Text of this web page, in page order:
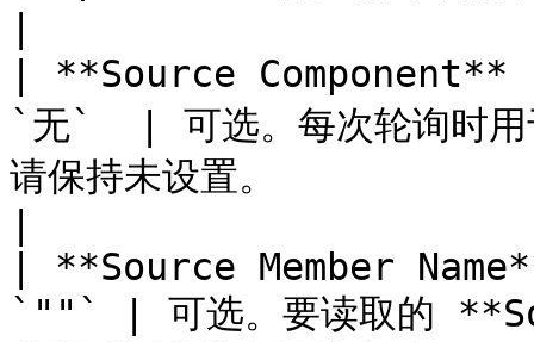
| **Source
`无`  | 可选。每次轮询时用
请保持未设置。
| **Source Member
`""` | 可选。要读取的